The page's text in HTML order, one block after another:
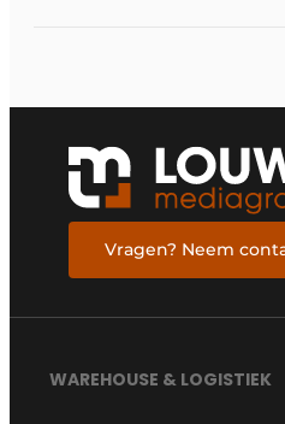
Vragen? Neem
WAREHOUSE & LOGISTIEK